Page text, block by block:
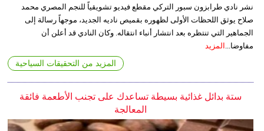
نشر نادي طرابزون سبور التركي مقطع فيديو تشويقياً للنجم المصري محمد
صلاح يوثق اللحظات الأولى لظهوره بقميص ناديه الجديد، موجهاً رسالة إلى
الجماهير التي تنتظره بعد انتشار أنباء انتقاله. وكان النادي قد أعلن أن
مفاوضا... المزيد
المزيد من التحقيقات السياحية
ستة بدائل غذائية بسيطة تساعدك على تجنب الأطعمة فائقة
المعالجة